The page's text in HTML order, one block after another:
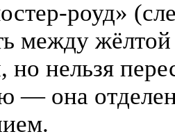
роуд»
между
нельзя
— она